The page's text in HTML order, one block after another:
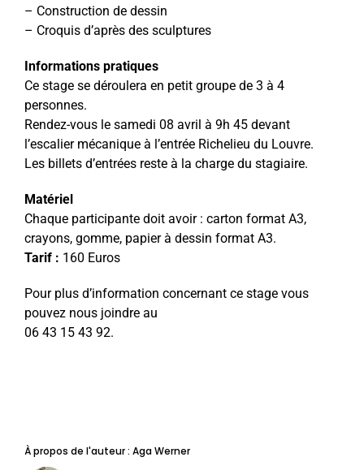
– Construction de dessin
– Croquis d’après des sculptures
Informations pratiques
Ce stage se déroulera en petit groupe de 3 à 4
personnes.
Rendez-vous le samedi 08 avril à 9h 45 devant
l’escalier mécanique à l’entrée Richelieu du Louvre.
Les billets d’entrées reste à la charge du stagiaire.
Matériel
Chaque participante doit avoir : carton format A3,
crayons, gomme, papier à dessin format A3.
Tarif : 160 Euros
Pour plus d’information concernant ce stage vous
pouvez nous joindre au
06 43 15 43 92.
À propos de l'auteur : Aga Werner